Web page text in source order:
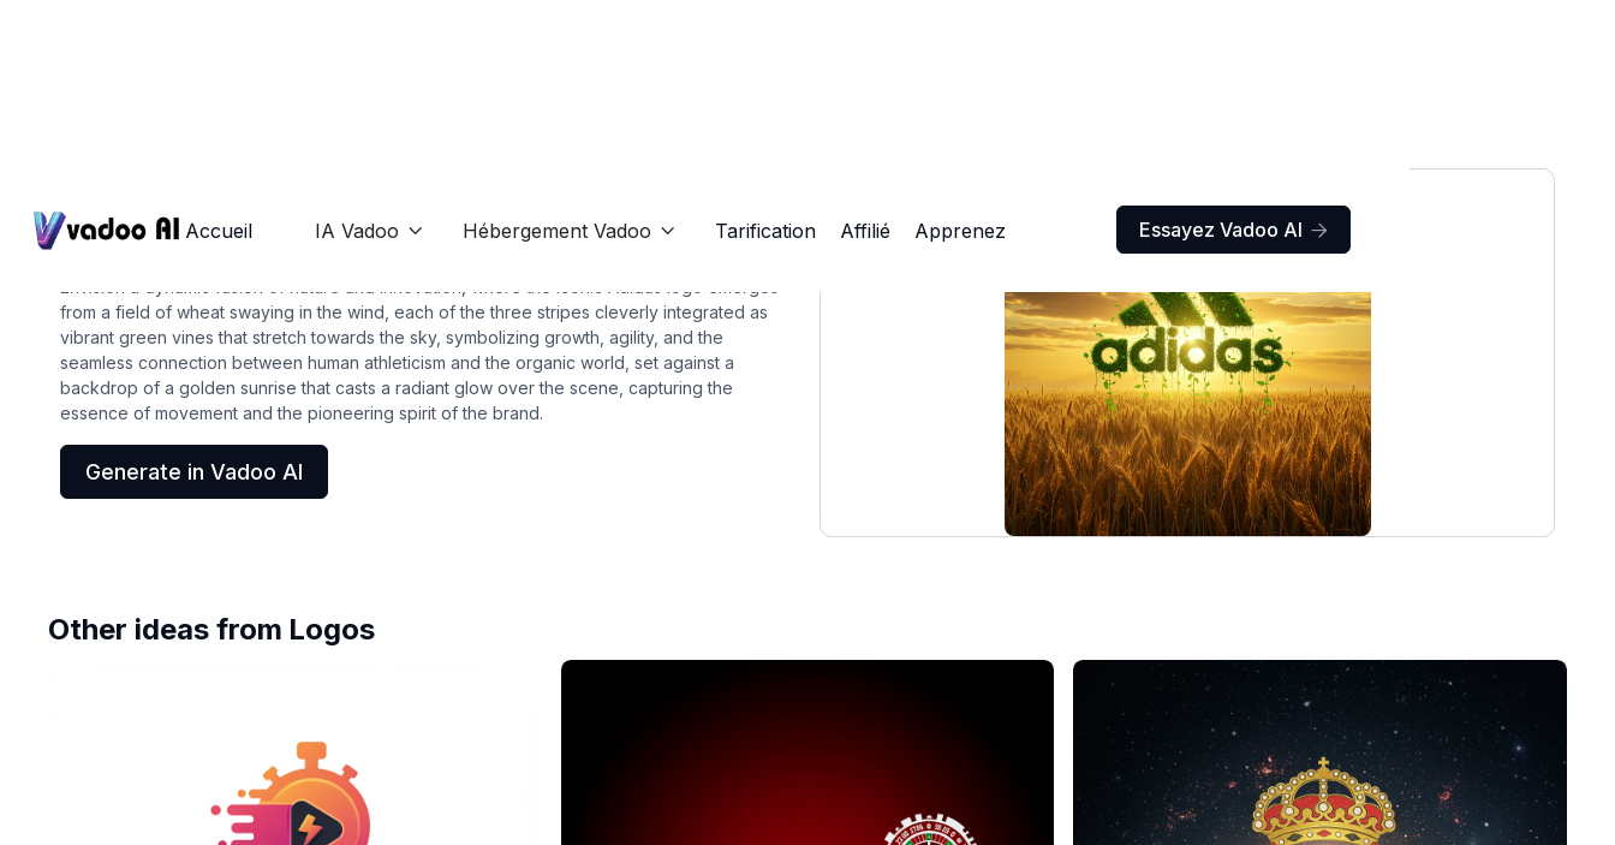
Accueil IA Vadoo  Hébergement Vadoo  Tarification Affilié Apprenez Essayez Vadoo AI 
adidas logo
from a field of wheat swaying in the wind, each of the three stripes cleverly integrated as
vibrant green vines that stretch towards the sky, symbolizing growth, agility, and the
seamless connection between human athleticism and the organic world, set against a
backdrop of a golden sunrise that casts a radiant glow over the scene, capturing the
essence of movement and the pioneering spirit of the brand.
Generate in Vadoo AI
Other ideas from Logos